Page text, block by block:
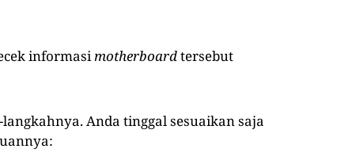
informasi motherboardtersebut
Anda tinggal sesuaikan saja